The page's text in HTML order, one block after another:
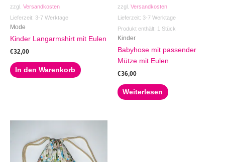
zzgl. Versandkosten
Lieferzeit: 3-7 Werktage
Mode
Kinder Langarmshirt mit Eulen
€32,00
In den Warenkorb
zzgl. Versandkosten
Lieferzeit: 3-7 Werktage
Produkt enthält: 1 Stück
Kinder
Babyhose mit passender
Mütze mit Eulen
€36,00
Weiterlesen